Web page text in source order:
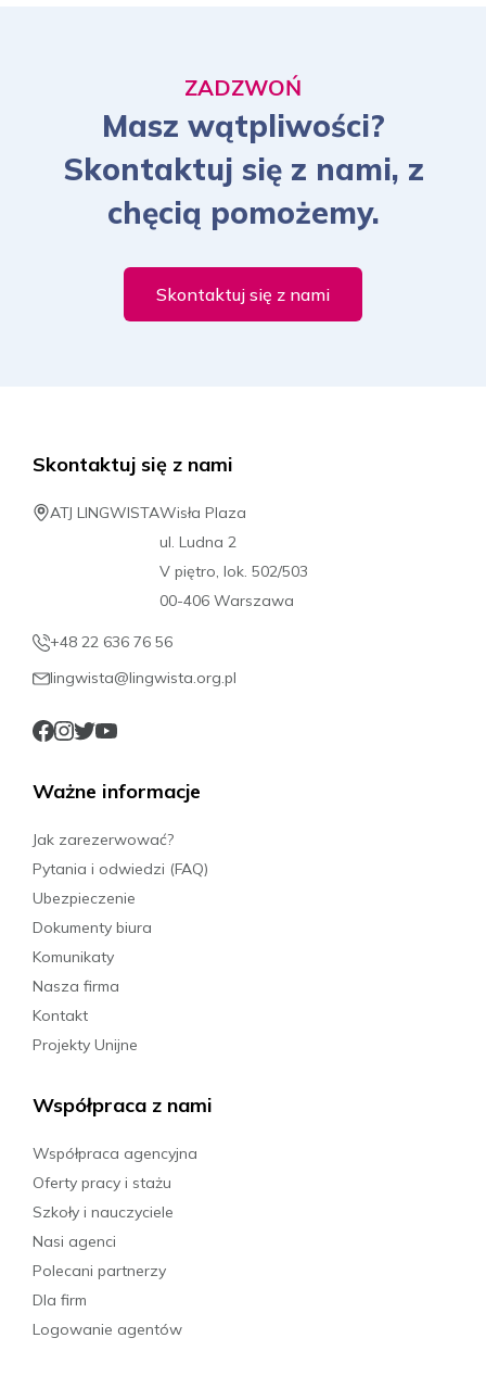
ZADZWOŃ
Masz wątpliwości?
Skontaktuj się z nami, z
chęcią pomożemy.
Skontaktuj się z nami
Skontaktuj się z nami
ATJ LINGWISTAWisła Plaza
ul. Ludna 2
V piętro, lok. 502/503
00-406 Warszawa
+48 22 636 76 56
lingwista@lingwista.org.pl
Ważne informacje
Jak zarezerwować?
Pytania i odwiedzi (FAQ)
Ubezpieczenie
Dokumenty biura
Komunikaty
Nasza firma
Kontakt
Projekty Unijne
Współpraca z nami
Współpraca agencyjna
Oferty pracy i stażu
Szkoły i nauczyciele
Nasi agenci
Polecani partnerzy
Dla firm
Logowanie agentów